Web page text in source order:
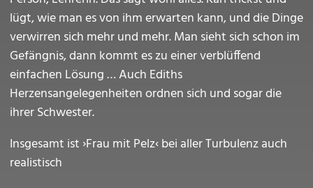
lügt, wie man es von ihm erwarten kann, und die Dinge
verwirren sich mehr und mehr. Man sieht sich schon im
Gefängnis, dann kommt es zu einer verblüffend
einfachen Lösung … Auch Ediths
Herzensangelegenheiten ordnen sich und sogar die
ihrer Schwester.
Insgesamt ist ›Frau mit Pelz‹ bei aller Turbulenz auch
realistisch